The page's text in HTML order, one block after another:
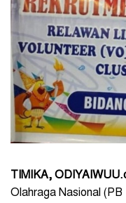
TIMIKA,
Olahraga Nasional